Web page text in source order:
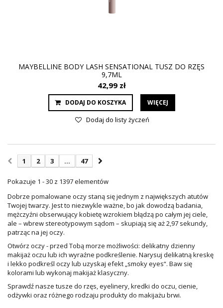
MAYBELLINE BODY LASH SENSATIONAL TUSZ DO RZĘS
9,7ML
42,99 zł
DODAJ DO KOSZYKA WIĘCEJ
Dodaj do listy życzeń
1 2 3 ... 47
Pokazuje 1 - 30 z 1397 elementów
Dobrze pomalowane oczy staną się jednym z największych atutów
Twojej twarzy. Jest to niezwykle ważne, bo jak dowodzą badania,
mężczyźni obserwujący kobietę wzrokiem błądzą po całym jej ciele,
ale – wbrew stereotypowym sądom – skupiają się aż 2,97 sekundy,
patrząc na jej oczy.
Otwórz oczy - przed Tobą morze możliwości: delikatny dzienny
makijaż oczu lub ich wyraźne podkreślenie. Narysuj delikatną kreskę
i lekko podkreśl oczy lub uzyskaj efekt „smoky eyes“. Baw się
kolorami lub wykonaj makijaż klasyczny.
Sprawdź nasze tusze do rzęs, eyelinery, kredki do oczu, cienie,
odżywki oraz różnego rodzaju produkty do makijażu brwi.